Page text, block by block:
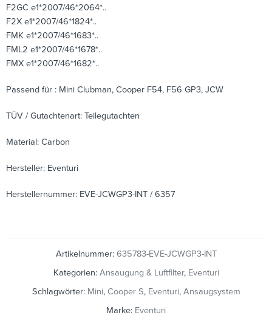
F2GC e1*2007/46*2064*..
F2X e1*2007/46*1824*..
FMK e1*2007/46*1683*..
FML2 e1*2007/46*1678*..
FMX e1*2007/46*1682*..
Passend für : Mini Clubman, Cooper F54, F56 GP3, JCW
TÜV / Gutachtenart: Teilegutachten
Material: Carbon
Hersteller: Eventuri
Herstellernummer: EVE-JCWGP3-INT / 6357
Artikelnummer: 635783-EVE-JCWGP3-INT
Kategorien: Ansaugung & Luftfilter, Eventuri
Schlagwörter: Mini, Cooper S, Eventuri, Ansaugsystem
Marke: Eventuri